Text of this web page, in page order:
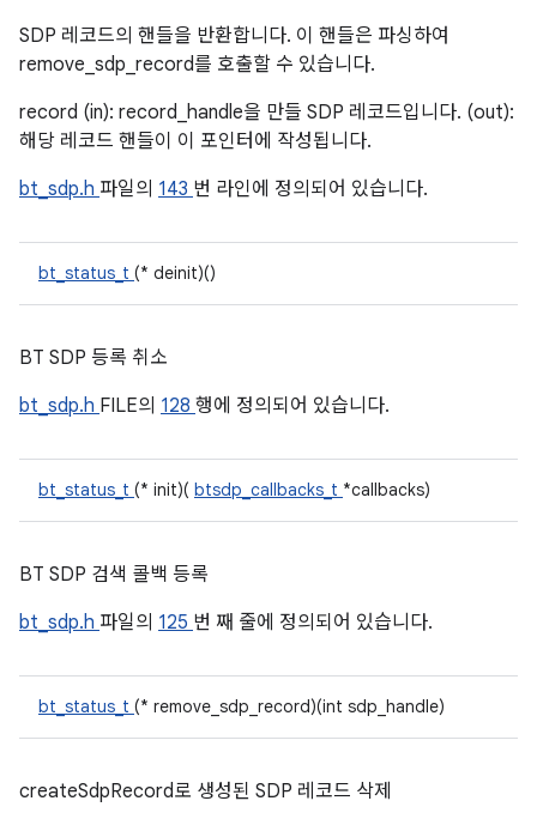
SDP 레코드의 핸들을 반환합니다. 이 핸들은 파싱하여
remove_sdp_record를 호출할 수 있습니다.
record (in): record_handle을 만들 SDP 레코드입니다. (out):
해당 레코드 핸들이 이 포인터에 작성됩니다.
bt_sdp.h 파일의 143 번 라인에 정의되어 있습니다.
bt_status_t (* deinit)()
BT SDP 등록 취소
bt_sdp.h FILE의 128 행에 정의되어 있습니다.
bt_status_t (* init)( btsdp_callbacks_t *callbacks)
BT SDP 검색 콜백 등록
bt_sdp.h 파일의 125 번 째 줄에 정의되어 있습니다.
bt_status_t (* remove_sdp_record)(int sdp_handle)
createSdpRecord로 생성된 SDP 레코드 삭제